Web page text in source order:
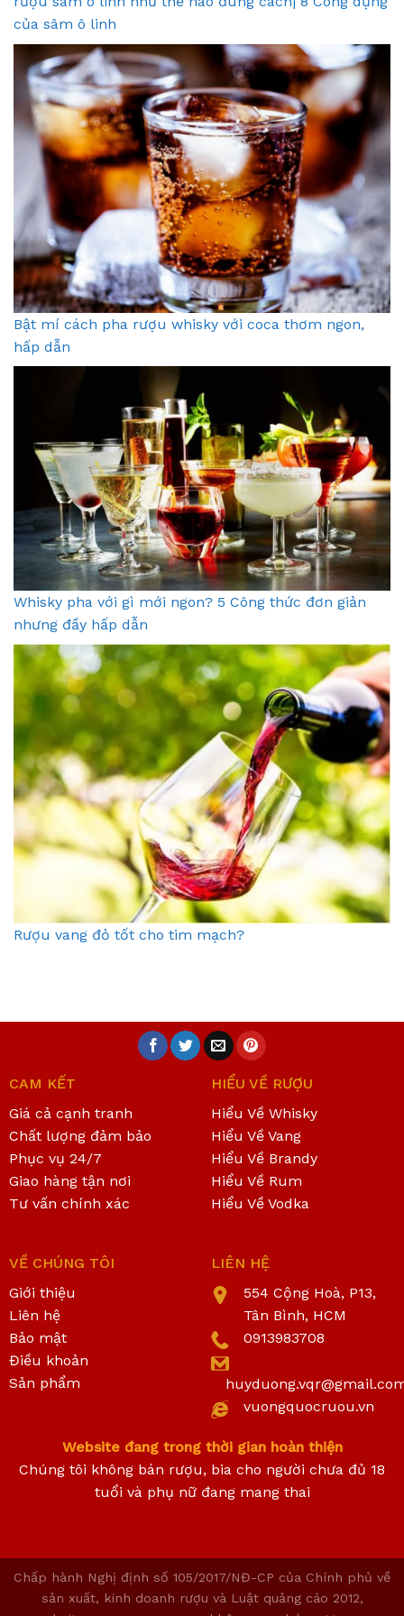
của sâm ô linh
Bật mí cách pha rượu whisky với coca thơm ngon,
hấp dẫn
Whisky pha với gì mới ngon? 5 Công thức đơn giản
nhưng đầy hấp dẫn
Rượu vang đỏ tốt cho tim mạch?
CAM KẾT
Giá cả cạnh tranh
Chất lượng đảm bảo
Phục vụ 24/7
Giao hàng tận nơi
Tư vấn chính xác
HIỂU VỀ RƯỢU
Hiểu Về Whisky
Hiểu Về Vang
Hiểu Về Brandy
Hiểu Về Rum
Hiểu Về Vodka
VỀ CHÚNG TÔI
Giới thiệu
Liên hệ
Bảo mật
Điều khoản
Sản phẩm
LIÊN HỆ
554 Cộng Hoà, P13,
Tân Bình, HCM
0913983708
vuongquocruou.vn
Website đang trong thời gian hoàn thiện
Chúng tôi không bán rượu, bia cho người chưa đủ 18
tuổi và phụ nữ đang mang thai
Chấp hành Nghị định số 105/2017/NĐ-CP của Chính phủ về
sản xuất, kinh doanh rượu và Luật quảng cáo 2012,